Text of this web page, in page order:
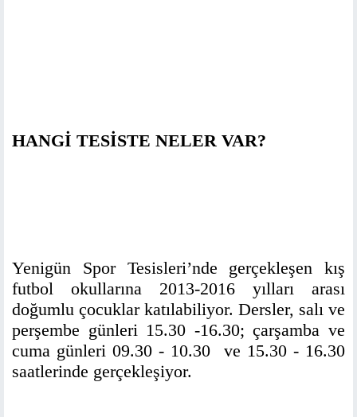
HANGİ TESİSTE NELER VAR?
Yenigün Spor Tesisleri’nde gerçekleşen kış
futbol okullarına 2013-2016 yılları arası
doğumlu çocuklar katılabiliyor. Dersler, salı ve
perşembe günleri 15.30 -16.30; çarşamba ve
cuma günleri 09.30 - 10.30 ve 15.30 - 16.30
saatlerinde gerçekleşiyor.